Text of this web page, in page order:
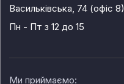
Васильківська, 74 (офіс 8)
Пн - Пт з 12 до 15
Ми приймаємо: